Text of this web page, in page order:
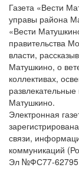
Газета «Вести
управы района
«Вести
правительства
власти,
Матушкино, о
коллективах,
Матушкино.
Электронная
связи,
коммуникаций
Эл №ФС77-62795